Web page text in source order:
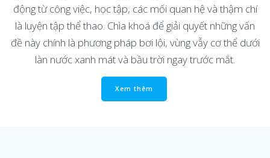
động từ công việc, học tập, các mối quan hệ và thậm chí
là luyện tập thể thao. Chìa khoá để giải quyết những vấn
đề này chính là phương pháp bơi lội, vùng vẫy cơ thể dưới
làn nước xanh mát và bầu trời ngay trước mắt.
Xem thêm